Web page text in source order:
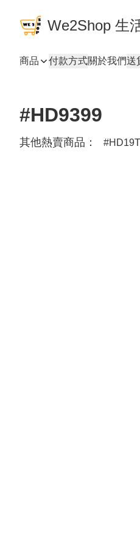
We2Shop 生
商品 付款方式關於我們送
#HD9399
其他熱賣商品：